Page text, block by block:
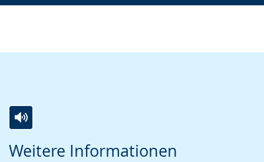
Weitere Informationen
Leichten
Audio-
Video